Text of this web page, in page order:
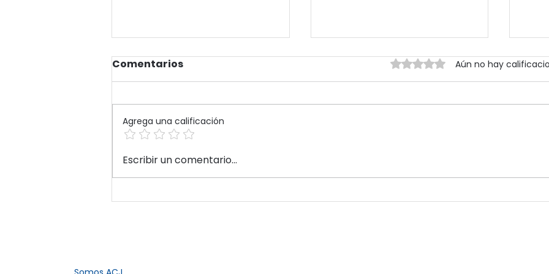
Nado Mundialista 2026:
juntos llegamos más
unidas en un mismo
Comentarios Obtuvo 0 de 5 estrellas.
Aún no hay
Agrega una calificación
Escribir un comentario...